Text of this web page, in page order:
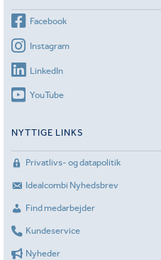
Facebook
Instagram
LinkedIn
YouTube
NYTTIGE LINKS
Privatlivs- og datapolitik
Idealcombi Nyhedsbrev
Find medarbejder
Kundeservice
Nyheder